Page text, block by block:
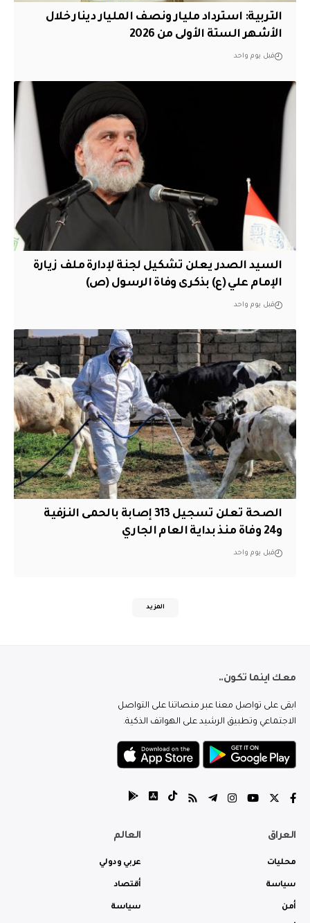
التربية: استرداد مليار ونصف المليار دينار خلال
الأشهر الستة الأولى من 2026
قبل يوم واحد
السيد الصدر يعلن تشكيل لجنة لإدارة ملف زيارة
الإمام علي (ع) بذكرى وفاة الرسول (ص)
قبل يوم واحد
الصحة تعلن تسجيل 313 إصابة بالحمى النزفية
و24 وفاة منذ بداية العام الجاري
قبل يوم واحد
المزيد
معك اينما تكون..
ابقى على تواصل معنا عبر منصاتنا على التواصل
الاجتماعي وتطبيق الرشيد على الهواتف الذكية.
العراق
محليات
سياسة
أمن
العالم
عربي ودولي
أقتصاد
سياسة